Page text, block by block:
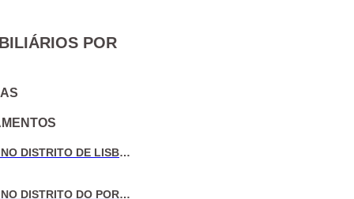
POR
VENDA DE MORADIAS NO DISTRITO DE LISBOA
VENDA DE MORADIAS NO DISTRITO DO PORTO